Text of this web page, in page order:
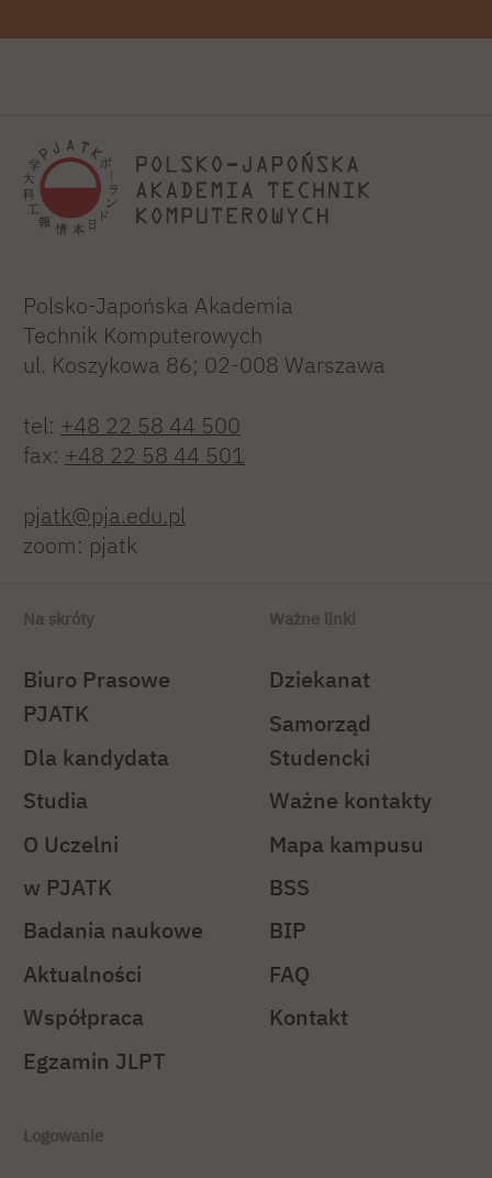
Polsko-Japońska Akademia
Technik Komputerowych
ul. Koszykowa 86; 02-008 Warszawa
tel: +48 22 58 44 500
fax: +48 22 58 44 501
pjatk@pja.edu.pl
zoom: pjatk
Na skróty
Biuro Prasowe
PJATK
Dla kandydata
Studia
O Uczelni
w PJATK
Badania naukowe
Aktualności
Współpraca
Egzamin JLPT
Ważne linki
Dziekanat
Samorząd
Studencki
Ważne kontakty
Mapa kampusu
BSS
BIP
FAQ
Kontakt
Logowanie